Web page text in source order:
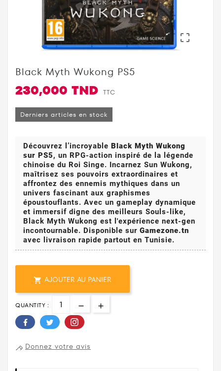

Black Myth Wukong PS5
230,000 TND TTC
Derniers articles en stock
Découvrez l’incroyable Black Myth Wukong
sur PS5, un RPG-action inspiré de la légende
chinoise du Roi Singe. Incarnez Sun Wukong,
maîtrisez ses pouvoirs extraordinaires et
affrontez des ennemis mythiques dans un
univers fascinant aux graphismes
époustouflants. Avec un gameplay dynamique
et immersif digne des meilleurs Souls-like,
Black Myth Wukong est l'expérience next-gen
incontournable. Disponible sur Gamezone.tn
avec livraison rapide partout en Tunisie.
 AJOUTER AU PANIER
QUANTITY :
Donnez votre avis